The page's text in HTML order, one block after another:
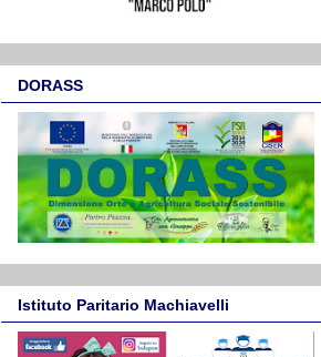
DORASS
Istituto Paritario Machiavelli